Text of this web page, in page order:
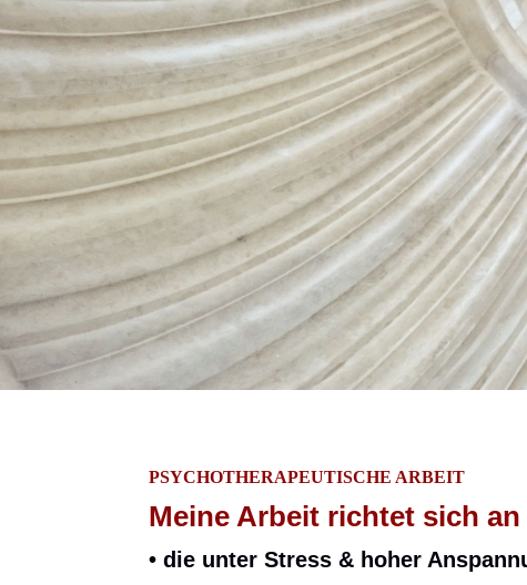
PSYCHOTHERAPEUTISCHE ARBEIT
Meine Arbeit richtet sich
•die unter Stress & hoher